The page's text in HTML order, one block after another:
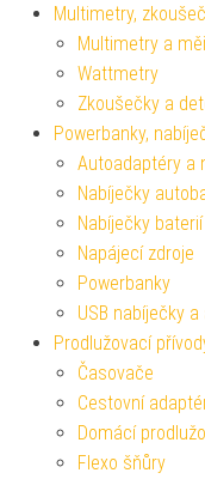
Multimetry,
Multimetry a
Wattmetry
Zkoušečky a
Powerbanky,
Autoadaptéry a
Nabíječky
Nabíječky baterií
Napájecí zdroje
Powerbanky
USB nabíječky
Prodlužovací
Časovače
Cestovní
Domácí
Flexo šňůry